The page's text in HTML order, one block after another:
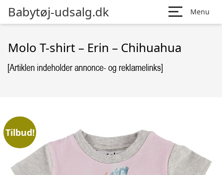
Babytøj-udsalg.dk Menu
Molo T-shirt – Erin – Chihuahua
Tilbud!